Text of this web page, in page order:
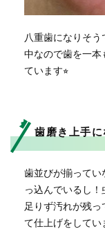
八重歯になりそ
中なので歯を一本
ています⭐︎
歯磨き上手に
歯並びが揃ってい
っ込んでいるし
足りず汚れが残
て仕上げをしてい